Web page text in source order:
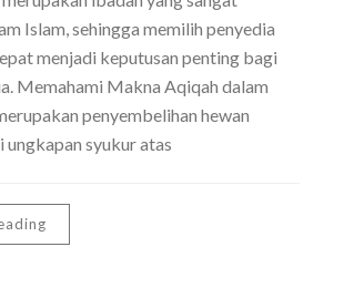
Islam, sehingga memilih penyedia
menjadi keputusan penting bagi
Memahami Makna Aqiqah dalam
penyembelihan hewan
ungkapan syukur atas